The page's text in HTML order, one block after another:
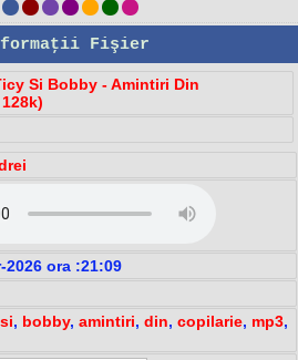
Fişier
Si Bobby - Amintiri Din
2026 ora :21:09
si, bobby, amintiri, din, copilarie, mp3,